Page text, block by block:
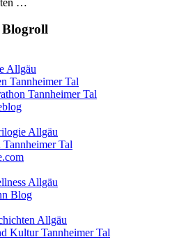
Blogroll
Allgäu
Tannheimer Tal
Tannheimer Tal
Allgäu
Tannheimer Tal
Allgäu
Blog
Allgäu
Kultur Tannheimer Tal